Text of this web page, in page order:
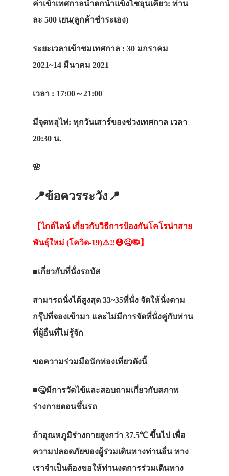
ค่าเข้าเทศกาลน้ำตกน้ำแข็งโซอุนเคียว: ท่าน
ละ 500 เยน(ลูกค้าชำระเอง)
ระยะเวลาเข้าชมเทศกาล : 30 มกราคม
2021~14 มีนาคม 2021
เวลา : 17:00～21:00
มีจุดพลุไฟ: ทุกวันเสาร์ของช่วงเทศกาล เวลา
20:30 น.
🌸
📍ข้อควรระวัง📍
【ไกด์ไลน์ เกี่ยวกับวิธีการป้องกันโคโรน่าสาย
พันธุ์ใหม่ (โควิด-19)⚠️‼️😷🤒🦠】
■เกี่ยวกับที่นั่งรถบัส
สามารถนั่งได้สูงสุด 33~35ที่นั่ง จัดให้นั่งตาม
กรุ๊ปที่จองเข้ามา และไม่มีการจัดที่นั่งคู่กับท่าน
ที่ผู้อื่นที่ไม่รู้จัก
ขอความร่วมมือนักท่องเที่ยวดังนี้
■🤒มีการวัดไข้และสอบถามเกี่ยวกับสภาพ
ร่างกายตอนขึ้นรถ
ถ้าอุณหภูมิร่างกายสูงกว่า 37.5℃ ขึ้นไป เพื่อ
ความปลอดภัยของผู้ร่วมเดินทางท่านอื่น ทาง
เราจำเป็นต้องขอให้ท่านงดการร่วมเดินทาง
เที่ยวญี่ปุ่นด้ว
สาระน่ารู้